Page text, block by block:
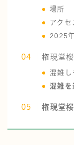
場所
アクセ
2025
権現堂
混雑し
混雑を
権現堂